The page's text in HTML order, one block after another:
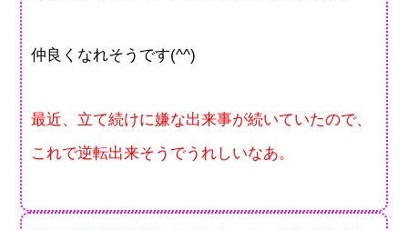
仲良くなれそうです(^^)
最近、立て続けに嫌な出来事が続いていたので、
これで逆転出来そうでうれしいなあ。